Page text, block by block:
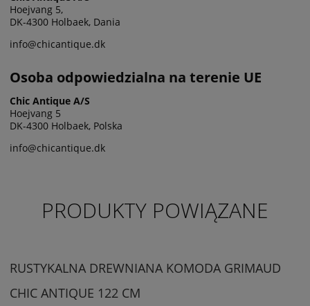
Hoejvang 5,
DK-4300 Holbaek, Dania
info@chicantique.dk
Osoba odpowiedzialna na terenie UE
Chic Antique A/S
Hoejvang 5
DK-4300 Holbaek, Polska
info@chicantique.dk
PRODUKTY POWIĄZANE
RUSTYKALNA DREWNIANA KOMODA GRIMAUD
CHIC ANTIQUE 122 CM